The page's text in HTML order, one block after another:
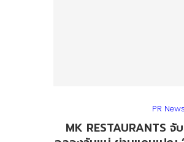
PR News
MK RESTAURANTS